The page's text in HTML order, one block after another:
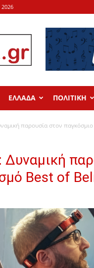
ΕΛΛΑΔΑ ΠΟΛΙΤΙΚΗ
παρουσία στον
Best of